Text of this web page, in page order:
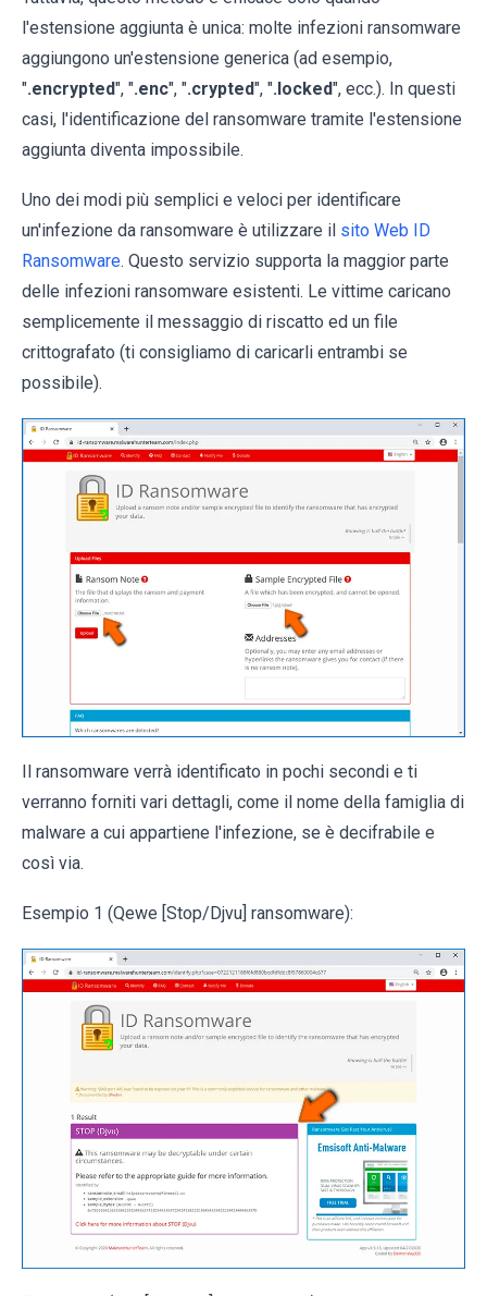
l'estensione aggiunta è unica: molte infezioni ransomware
aggiungono un'estensione generica (ad esempio,
".encrypted", ".enc", ".crypted", ".locked", ecc.). In questi
casi, l'identificazione del ransomware tramite l'estensione
aggiunta diventa impossibile.
Uno dei modi più semplici e veloci per identificare
un'infezione da ransomware è utilizzare il sito Web ID
Ransomware. Questo servizio supporta la maggior parte
delle infezioni ransomware esistenti. Le vittime caricano
semplicemente il messaggio di riscatto ed un file
crittografato (ti consigliamo di caricarli entrambi se
possibile).
Il ransomware verrà identificato in pochi secondi e ti
verranno forniti vari dettagli, come il nome della famiglia di
malware a cui appartiene l'infezione, se è decifrabile e
così via.
Esempio 1 (Qewe [Stop/Djvu] ransomware):